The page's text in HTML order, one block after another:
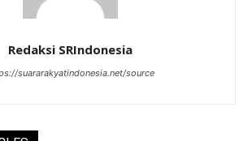
Redaksi SRIndonesia
suararakyatindonesia.net/source